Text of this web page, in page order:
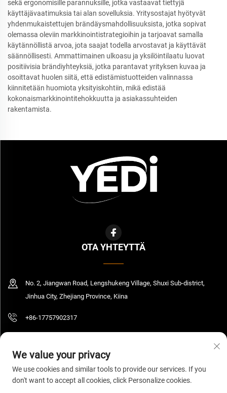
sekä ergonomisille parannuksille, jotka vastaavat tiettyjä
käyttäjävaatimuksia tai alan sovelluksia. Yritysostajat hyötyvät
yhdenmukaistettujen brändäysmahdollisuuksista, jotka sopivat
olemassa oleviin markkinointistrategioihin ja tarjoavat samalla
käytännöllistä arvoa, jota saajat todella arvostavat ja käyttävät
säännöllisesti. Ammattimainen ulkoasu ja yksilöintilaatu luovat
positiivisia brändiyhteyksiä, jotka parantavat yrityksen kuvaa ja
osoittavat huolen siitä, että edistämistuotteiden valinnassa
kiinnitetään huomiota yksityiskohtiin, mikä edistää
kokonaismarkkinointitehokkuutta ja asiakassuhteiden
rakentamista.
OTA YHTEYTTÄ
No. 2, Jiangwan Road, Lengshukeng Village, Shuxi Sub-district,
Jinhua City, Zhejiang Province, Kiina
+86-17757902317
Tekijänoikeus © 2026 Zhejiang Yedi Industry And Trade Co., Ltd. Kaikki
We value your privacy
We use cookies and similar tools to provide our services. If you
don't want to accept all cookies, click Personalize cookies.